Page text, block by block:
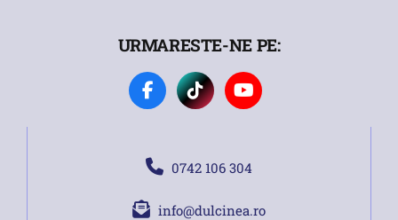
URMARESTE-NE PE:
0742 106 304
info@dulcinea.ro